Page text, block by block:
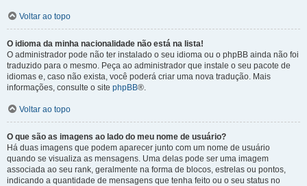
Voltar ao topo
O idioma da minha nacionalidade não está na lista!
O administrador pode não ter instalado o seu idioma ou o phpBB ainda não foi
traduzido para o mesmo. Peça ao administrador que instale o seu pacote de
idiomas e, caso não exista, você poderá criar uma nova tradução. Mais
informações, consulte o site phpBB®.
Voltar ao topo
O que são as imagens ao lado do meu nome de usuário?
Há duas imagens que podem aparecer junto com um nome de usuário
quando se visualiza as mensagens. Uma delas pode ser uma imagem
associada ao seu rank, geralmente na forma de blocos, estrelas ou pontos,
indicando a quantidade de mensagens que tenha feito ou o seu status no